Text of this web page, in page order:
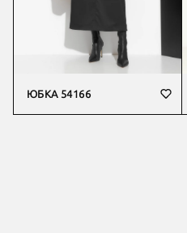
ЮБКА 54166